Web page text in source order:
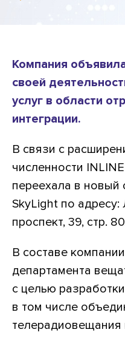
Компания
своей
услуг в области
интеграции.
В связи с
численности
переехала в новый
SkyLight по адресу:
проспект, 39, стр.
В составе
департамента
с целью
в том числе